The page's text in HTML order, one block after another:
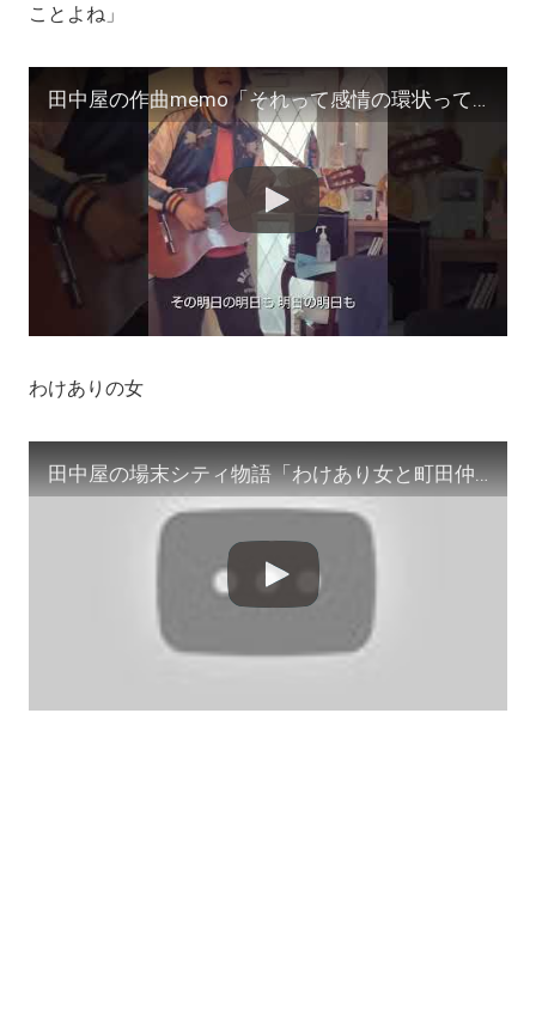
ことよね」
田中屋の作曲memo「それって感情の環状ってことよね」作詞･作曲/田中宏明 #shorts #サイドカー #ZINE #俳句 #ラジオ
わけありの女
田中屋の場末シティ物語「わけあり女と町田仲見世を歩く」作/田中宏明 #shorts #わけありの女 #町田